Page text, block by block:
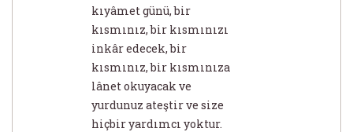
kıyâmet günü, bir
kısmınız, bir kısmınızı
inkâr edecek, bir
kısmınız, bir kısmınıza
lânet okuyacak ve
yurdunuz ateştir ve size
hiçbir yardımcı yoktur.